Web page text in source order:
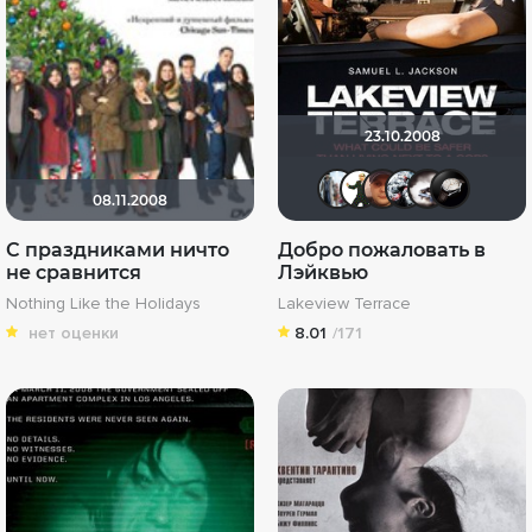
08.11.2008
С праздниками ничто
не сравнится
Nothing Like the Holidays
нет оценки
23.10.2008
Maggot
Добро пожаловать в
Лэйквью
Lakeview Terrace
8.01 /171